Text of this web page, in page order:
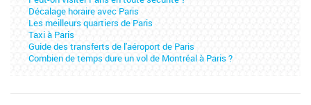
Décalage horaire avec Paris
Les meilleurs quartiers de Paris
Taxi à Paris
Guide des transferts de l'aéroport de Paris
Combien de temps dure un vol de Montréal à Paris ?